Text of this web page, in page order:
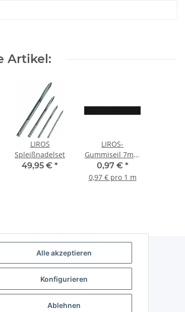
Alle akzeptieren
Konfigurieren
Ablehnen
Artikel:
LIROS
Spleißnadelset
49,95 € *
LIROS-
Gummiseil 7mm
schwarz
0,97 € *
0,97 € pro 1 m